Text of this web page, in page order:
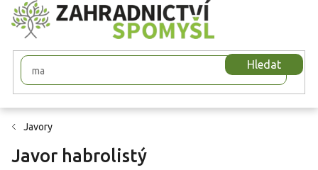
Přejít
na
obsah
Hledat
Javory
Javor habrolistý